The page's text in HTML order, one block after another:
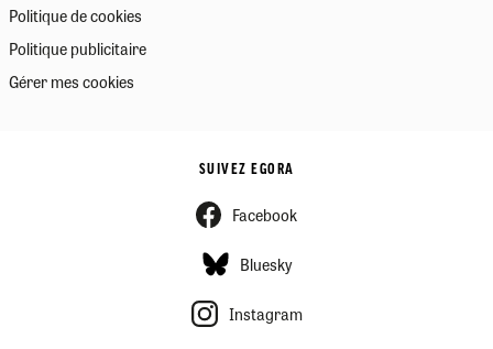
Politique de cookies
Politique publicitaire
Gérer mes cookies
SUIVEZ EGORA
Facebook
Bluesky
Instagram